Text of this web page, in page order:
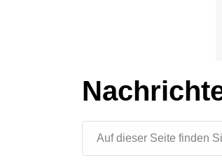
Auf dieser Seite finden